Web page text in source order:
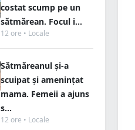
costat scump pe un
sătmărean. Focul i...
12 ore • Locale
Sătmăreanul și-a
scuipat și amenințat
mama. Femeii a ajuns
s...
12 ore • Locale